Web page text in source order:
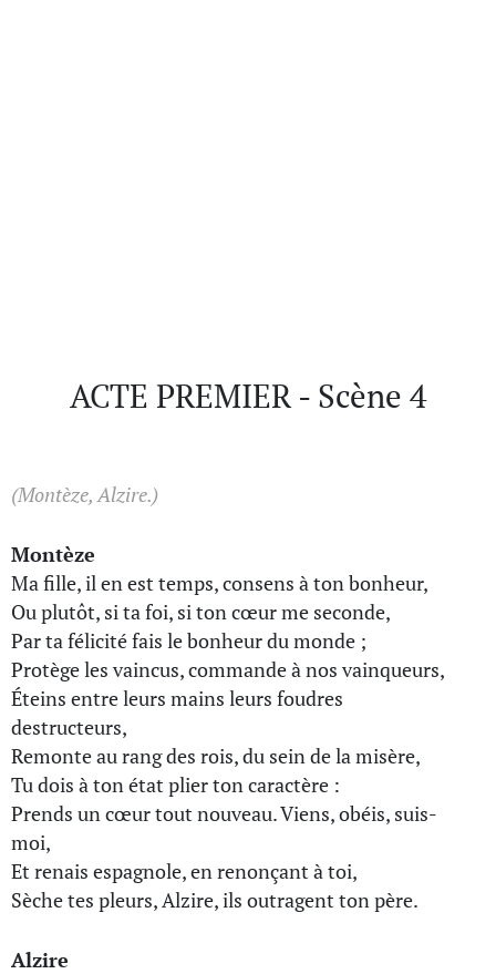
ACTE PREMIER - Scène 4
(Montèze, Alzire.)
Montèze
Ma fille, il en est temps, consens à ton bonheur,
Ou plutôt, si ta foi, si ton cœur me seconde,
Par ta félicité fais le bonheur du monde ;
Protège les vaincus, commande à nos vainqueurs,
Éteins entre leurs mains leurs foudres
destructeurs,
Remonte au rang des rois, du sein de la misère,
Tu dois à ton état plier ton caractère :
Prends un cœur tout nouveau. Viens, obéis, suis-
moi,
Et renais espagnole, en renonçant à toi,
Sèche tes pleurs, Alzire, ils outragent ton père.
Alzire